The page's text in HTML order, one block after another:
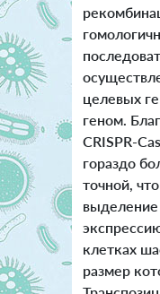
целевых
геном.
CRISPR-
гораздо
точной,
выделение
клетках
размер